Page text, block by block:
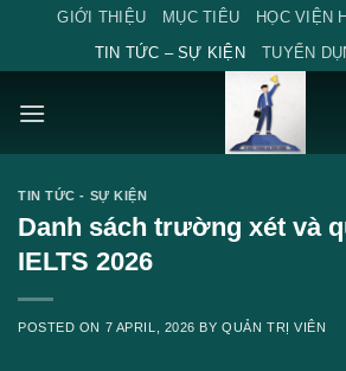
content
GIỚI THIỆU MỤC TIÊU
HỌC VIỆN
TIN TỨC – SỰ KIỆN
TUYỂN
TIN TỨC - SỰ KIỆN
Danh sách trường xét và
IELTS 2026
POSTED ON 7 APRIL, 2026 BYQUẢN TRỊ VIÊN